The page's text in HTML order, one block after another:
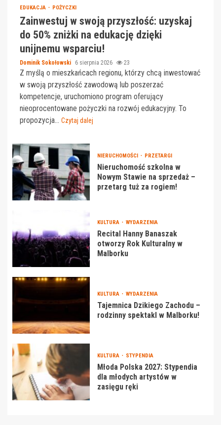
EDUKACJA POŻYCZKI
Zainwestuj w swoją przyszłość: uzyskaj
do 50% zniżki na edukację dzięki
unijnemu wsparciu!
Dominik Sokołowski 6 sierpnia 2026 23
Z myślą o mieszkańcach regionu, którzy chcą inwestować
w swoją przyszłość zawodową lub poszerzać
kompetencje, uruchomiono program oferujący
nieoprocentowane pożyczki na rozwój edukacyjny. To
propozycja... Czytaj dalej
NIERUCHOMOŚCI PRZETARGI
Nieruchomość szkolna w
Nowym Stawie na sprzedaż –
przetarg tuż za rogiem!
KULTURA WYDARZENIA
Recital Hanny Banaszak
otworzy Rok Kulturalny w
Malborku
KULTURA WYDARZENIA
Tajemnica Dzikiego Zachodu –
rodzinny spektakl w Malborku!
KULTURA STYPENDIA
Młoda Polska 2027: Stypendia
dla młodych artystów w
zasięgu ręki